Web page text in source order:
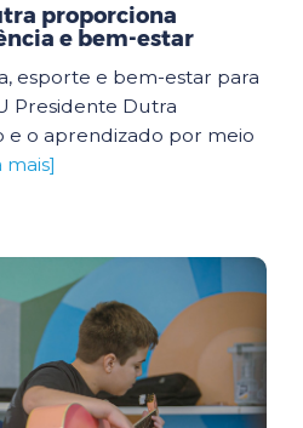
proporciona
e bem-estar
esporte e bem-estar para
Presidente Dutra
e o aprendizado por meio
mais]